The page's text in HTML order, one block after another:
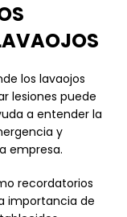
los lavaojos
lesiones puede
a entender la
y
empresa.
recordatorios
importancia de